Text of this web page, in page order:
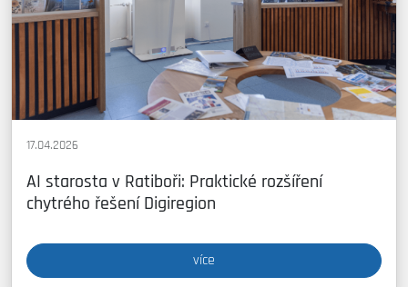
17.04.2026
AI starosta v Ratiboři: Praktické rozšíření
chytrého řešení Digiregion
více